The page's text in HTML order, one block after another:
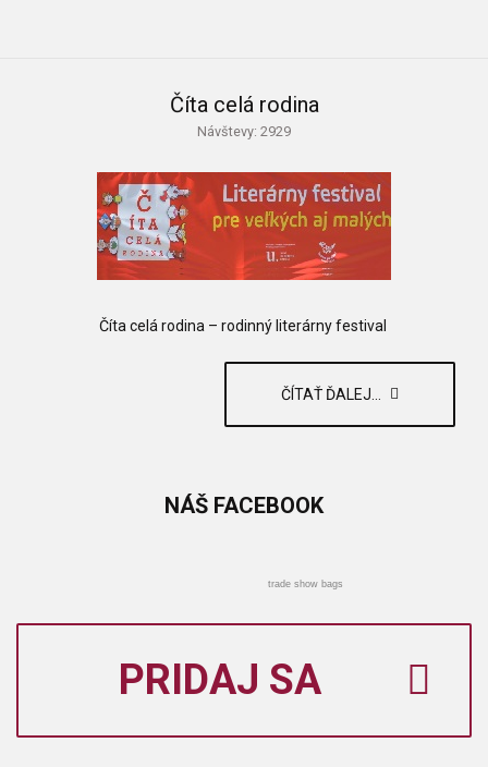
Číta celá rodina
Návštevy: 2929
Číta celá rodina – rodinný literárny festival
ČÍTAŤ ĎALEJ...
NÁŠ FACEBOOK
trade show bags
PRIDAJ SA